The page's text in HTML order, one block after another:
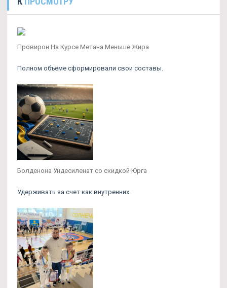
Провирон На Курсе Метана Меньше Жира
Полном объёме сформировали свои составы.
Болденона Ундесиленат со скидкой Юрга
Удерживать за счет как внутренних.